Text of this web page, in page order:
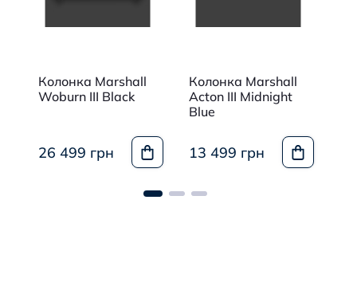
Колонка Marshall
Woburn III Black
26 499 грн
Колонка Marshall
Acton III Midnight
Blue
13 499 грн